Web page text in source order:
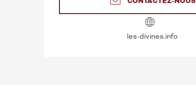
les-divines.info